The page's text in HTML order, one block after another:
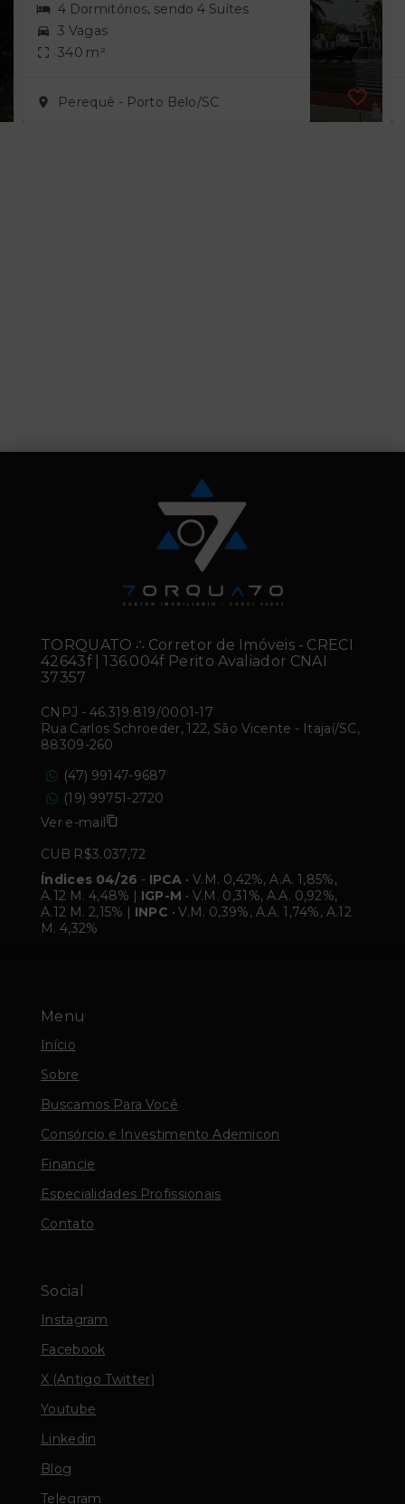
4 Dormitórios, sendo 4 Suítes
3 Vagas
340 m²
Perequê - Porto Belo/SC
Menu
Início
Sobre
Buscamos Para Você
Consórcio e Investimento Ademicon
Financie
Especialidades Profissionais
Contato
Social
Instagram
Facebook
X (Antigo Twitter)
Youtube
Linkedin
Blog
Telegram
TORQUATO ∴ Corretor de Imóveis - CRECI
42643f | 136.004f Perito Avaliador CNAI
37357
CNPJ - 46.319.819/0001-17
Rua Carlos Schroeder, 122, São Vicente - Itajaí/SC,
88309-260
(47) 99147-9687
(19) 99751-2720
Ver e-mail
CUB R$3.037,72
Índices 04/26 - IPCA • V.M. 0,42%, A.A. 1,85%,
A.12 M. 4,48% | IGP-M • V.M. 0,31%, A.A. 0,92%,
A.12 M. 2,15% | INPC • V.M. 0,39%, A.A. 1,74%, A.12
M. 4,32%